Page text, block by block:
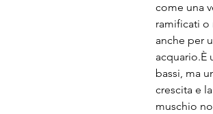
come una
ramificati
anche per
acquario.È
bassi, ma
crescita e
muschio